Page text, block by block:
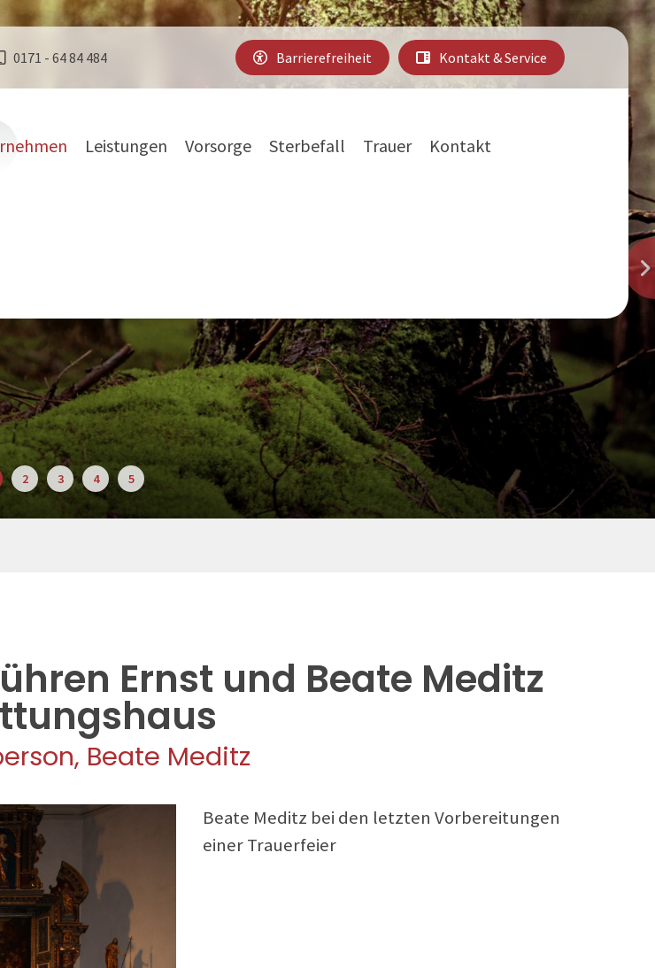
0171 - 64 84 484 Barrierefreiheit Kontakt & Service
Leistungen Vorsorge Sterbefall Trauer Kontakt
Ernst und Beate Meditz
Beate Meditz
Beate Meditz bei den letzten Vorbereitungen
einer Trauerfeier